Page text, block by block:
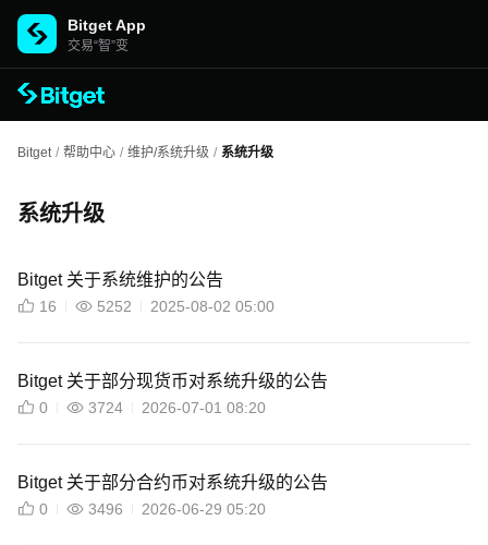
Bitget App
交易“智”变
Bitget / 帮助中心 / 维护/系统升级 / 系统升级
系统升级
Bitget 关于系统维护的公告
16 5252 2025-08-02 05:00
Bitget 关于部分现货币对系统升级的公告
0 3724 2026-07-01 08:20
Bitget 关于部分合约币对系统升级的公告
0 3496 2026-06-29 05:20